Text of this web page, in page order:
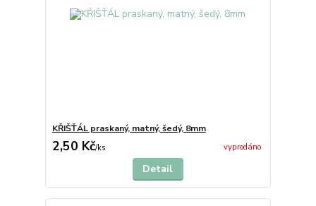
KŘIŠŤÁL praskaný, matný, šedý, 8mm
2,50 Kč/ks vyprodáno
Detail